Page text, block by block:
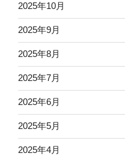
2025年10月
2025年9月
2025年8月
2025年7月
2025年6月
2025年5月
2025年4月